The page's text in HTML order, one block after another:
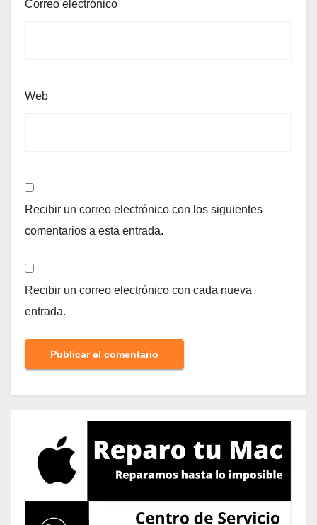
Correo electrónico
Web
Recibir un correo electrónico con los siguientes
comentarios a esta entrada.
Recibir un correo electrónico con cada nueva
entrada.